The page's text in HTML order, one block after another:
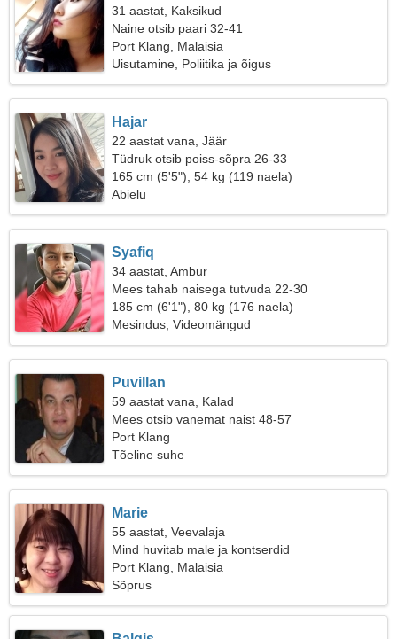
31 aastat, Kaksikud
Naine otsib paari 32-41
Port Klang, Malaisia
Uisutamine, Poliitika ja õigus
Hajar
22 aastat vana, Jäär
Tüdruk otsib poiss-sõpra 26-33
165 cm (5'5"), 54 kg (119 naela)
Abielu
Syafiq
34 aastat, Ambur
Mees tahab naisega tutvuda 22-30
185 cm (6'1"), 80 kg (176 naela)
Mesindus, Videomängud
Puvillan
59 aastat vana, Kalad
Mees otsib vanemat naist 48-57
Port Klang
Tõeline suhe
Marie
55 aastat, Veevalaja
Mind huvitab male ja kontserdid
Port Klang, Malaisia
Sõprus